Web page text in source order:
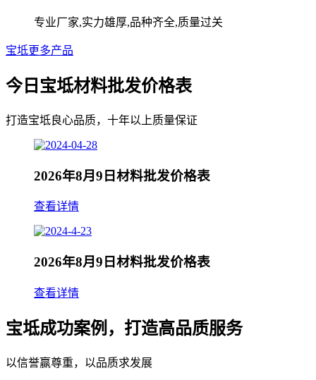
专业厂家,实力雄厚,品种齐全,质量过关
宝坻更多产品
今日宝坻材料批发价格表
打造宝坻良心品质，十年以上质量保证
2026年8月9日材料批发价格表
查看详情
2026年8月9日材料批发价格表
查看详情
宝坻成功案例，打造高品质服务
以信誉赢尊重，以品质求发展